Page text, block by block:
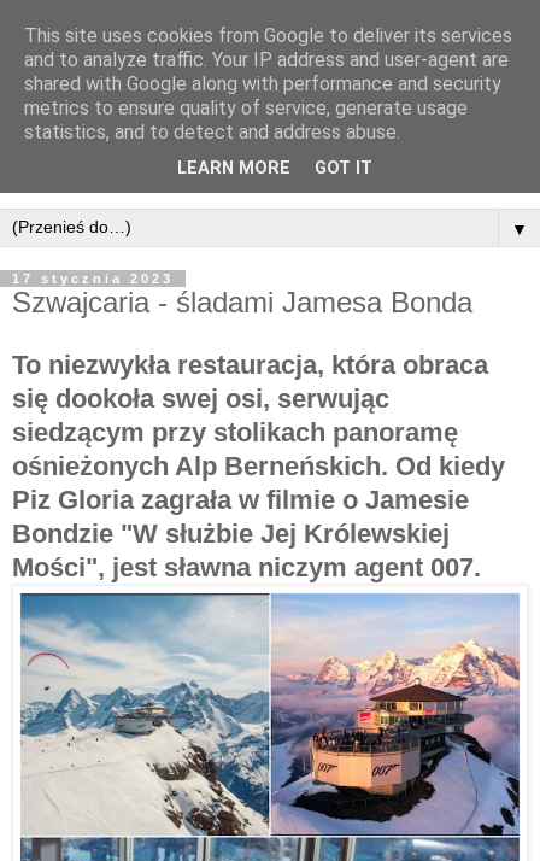
▼
17 stycznia 2023
Szwajcaria - śladami Jamesa Bonda
To niezwykła restauracja, która obraca
się dookoła swej osi, serwując
siedzącym przy stolikach panoramę
ośnieżonych Alp Berneńskich. Od kiedy
Piz Gloria zagrała w filmie o Jamesie
Bondzie "W służbie Jej Królewskiej
Mości", jest sławna niczym agent 007.
This site uses cookies from Google to deliver its services
and to analyze traffic. Your IP address and user-agent are
shared with Google along with performance and security
metrics to ensure quality of service, generate usage
statistics, and to detect and address abuse.
LEARN MORE GOT IT